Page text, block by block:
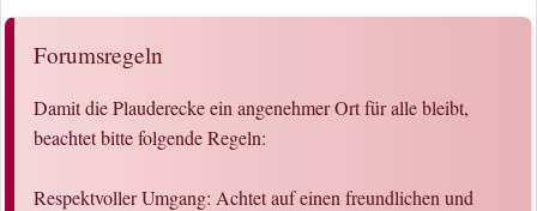
Forumsregeln
Damit die Plauderecke ein angenehmer Ort für alle bleibt,
beachtet bitte folgende Regeln:
Respektvoller Umgang: Achtet auf einen freundlichen und